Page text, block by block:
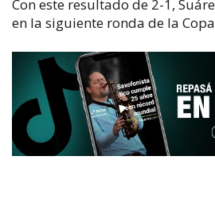
Con este resultado de 2-1,
en la siguiente ronda de la